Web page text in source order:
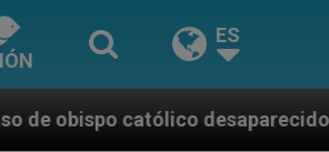
ES
desaparecido por la dictadura